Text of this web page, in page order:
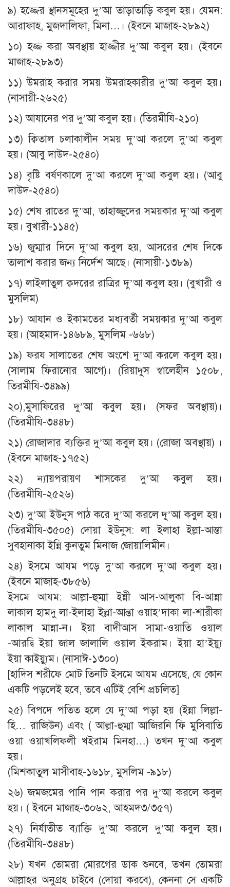
৯) হজ্জের স্থানসমূহের দু’আ তাড়াতাড়ি কবুল হয়। যেমন:
আরাফাহ, মুজদালিফা, মিনা…। (ইবনে মাজাহ-২৮৯২)
১০) হজ্জ করা অবস্থায় হাজ্জীর দু’আ কবুল হয়। (ইবনে
মাজাহ-২৮৯৩)
১১) উমরাহ করার সময় উমরাহকারীর দু’আ কবুল হয়।
(নাসায়ী-২৬২৫)
১২) আযানের পর দু’আ কবুল হয়। (তিরমীযি-২১০)
১৩) ক্বিতাল চলাকালীন সময় দু’আ করলে দু’আ কবুল
হয়। (আবু দাউদ-২৫৪০)
১৪) বৃষ্টি বর্ষণকালে দু’আ করলে দু’আ কবুল হয়। (আবু
দাউদ-২৫৪০)
১৫) শেষ রাতের দু’আ, তাহাজ্জুদের সময়কার দু’আ কবুল
হয়। বুখারী-১১৪৫)
১৬) জুম্মার দিনে দু’আ কবুল হয়, আসরের শেষ দিকে
তালাশ করার জন্য নির্দেশ আছে। (নাসায়ী-১৩৮৯)
১৭) লাইলাতুল ক্বদরের রাত্রির দু’আ কবুল হয়। (বুখারী ও
মুসলিম)
১৮) আযান ও ইকামতের মধ্যবর্তী সময়কার দু’আ কবুল
হয়। (আহমাদ-১৪৬৮৯, মুসলিম -৬৬৮)
১৯) ফরয সালাতের শেষ অংশে দু’আ করলে কবুল হয়।
(সালাম ফিরানোর আগে)। (রিয়াদুস স্বালেহীন ১৫০৮,
তিরমীযি-৩৪৯৯)
২০),মুসাফিরের দু’আ কবুল হয়। (সফর অবস্থায়)।
(তিরমীযি-৩৪৪৮)
২১) রোজাদার ব্যক্তির দু’আ কবুল হয়। (রোজা অবস্থায়) ।
(ইবনে মাজাহ-১৭৫২)
২২) ন্যায়পরায়ণ শাসকের দু’আ কবুল হয়।
(তিরমীযি-২৫২৬)
২৩) দু’আ ইউনুস পাঠ করে দু’আ করলে দু’আ কবুল হয়।
(তিরমীযি-৩৫০৫) দোয়া ইউনুস: লা ইলাহা ইল্লা-আন্তা
সুবহানাকা ইন্নি কুনতুম মিনাজ জোয়ালিমীন।
২৪) ইসমে আযম পড়ে দু’আ করলে দু’আ কবুল হয়।
(ইবনে মাজাহ-৩৮৫৬)
ইসমে আযম: আল্লা-হুম্মা ইন্নী আস-আলুকা বি-আন্না
লাকাল হামদু লা-ইলাহা ইল্লা-আন্তা ওয়াহ’দাকা লা-শারীকা
লাকাল মান্না-ন। ইয়া বাদীআস সামা-ওয়াতি ওয়াল
-আরদ্বি ইয়া জাল জালালি ওয়াল ইকরাম। ইয়া হা’ইয়্যু
ইয়া কাইয়্যুম। (নাসাঈ-১৩০০)
[হাদিস শরীফে মোট তিনটি ইসমে আযম এসেছে, যে কোন
একটি পড়লেই হবে, তবে এটিই বেশি প্রচলিত]
২৫) বিপদে পতিত হলে যে দু’আ পড়া হয় (ইন্না লিল্লা-
হি… রাজিউন) এবং ( আল্লা-হুম্মা আজিরনি ফি মুসিবাতি
ওয়া ওয়াখলিফলী খইরাম মিনহা…) তখন দু’আ কবুল
হয়।
(মিশকাতুল মাসীবাহ-১৬১৮, মুসলিম -৯১৮)
২৬) জমজমের পানি পান করার পর দু’আ করলে কবুল
হয়। ( ইবনে মাজাহ-৩০৬২, আহমদ৩/৩৫৭)
২৭) নির্যাতীত ব্যাক্তি দু’আ করলে দু’আ কবুল হয়।
(তিরমীযি-৩৪৪৮)
২৮) যখন তোমরা মোরগের ডাক শুনবে, তখন তোমরা
আল্লাহর অনুগ্রহ চাইবে (দোয়া করবে), কেননা সে একটি